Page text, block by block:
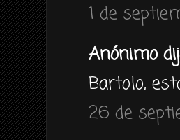
1 de
Anónimo
Bartolo,
26 de